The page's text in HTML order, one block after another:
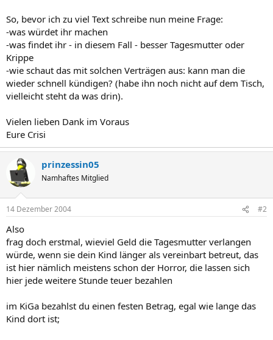
So, bevor ich zu viel Text schreibe nun meine Frage:
-was würdet ihr machen
-was findet ihr - in diesem Fall - besser Tagesmutter oder
Krippe
-wie schaut das mit solchen Verträgen aus: kann man die
wieder schnell kündigen? (habe ihn noch nicht auf dem Tisch,
vielleicht steht da was drin).
Vielen lieben Dank im Voraus
Eure Crisi
prinzessin05
Namhaftes Mitglied
14 Dezember 2004 #2
Also
frag doch erstmal, wieviel Geld die Tagesmutter verlangen
würde, wenn sie dein Kind länger als vereinbart betreut, das
ist hier nämlich meistens schon der Horror, die lassen sich
hier jede weitere Stunde teuer bezahlen
im KiGa bezahlst du einen festen Betrag, egal wie lange das
Kind dort ist;